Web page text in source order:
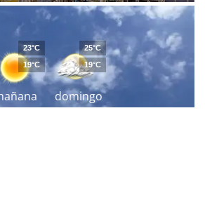
23°C
19°C
domingo
25°C
19°C